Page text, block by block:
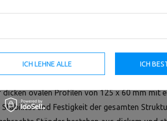
Curl Pult UR-L003 ist ein professionelles
Curl Pult UR-L003 ist ein professionelles
im Stehen trainieren können.
dicken ovalen Profilen von 125 x 60 mm mit
Stabilität und Festigkeit der gesamten
ICH LEHNE ALLE ICH